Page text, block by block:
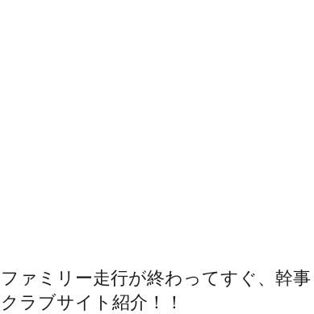
ファミリー走行が終わってすぐ、幹
クラブサイト紹介！！